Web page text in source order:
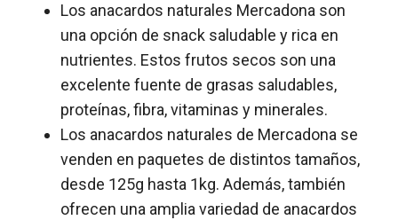
Los anacardos naturales Mercadona son
una opción de snack saludable y rica en
nutrientes. Estos frutos secos son una
excelente fuente de grasas saludables,
proteínas, fibra, vitaminas y minerales.
Los anacardos naturales de Mercadona se
venden en paquetes de distintos tamaños,
desde 125g hasta 1kg. Además, también
ofrecen una amplia variedad de anacardos